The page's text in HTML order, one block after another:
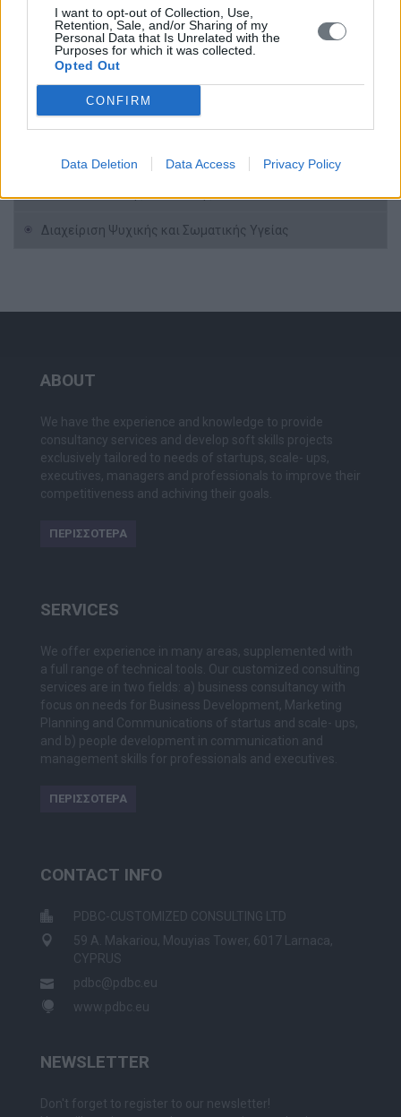
I want to opt-out of Collection, Use,
Retention, Sale, and/or Sharing of my
Personal Data that Is Unrelated with the
Purposes for which it was collected.
Opted Out
CONFIRM
Data Deletion Data Access Privacy Policy
Coaching Προσωπικών Αλλαγών
Ηγετική Συμπεριφορά
Δεξιότητες Διοίκησης
Ηλεκτρονικό Μάρκετινγκ
Δεξιότητες Επικοινωνίας
Μέσα Κοινωνικής Δικτύωσης
Διαχείριση Ψυχικής και Σωματικής Υγείας
ABOUT
We have the experience and knowledge to provide
consultancy services and develop soft skills projects
exclusively tailored to needs of startups, scale- ups,
executives, managers and professionals to improve their
competitiveness and achiving their goals.
ΠΕΡΙΣΣΟΤΕΡΑ
SERVICES
We offer experience in many areas, supplemented with
a full range of technical tools. Our customized consulting
services are in two fields: a) business consultancy with
focus on needs for Business Development, Marketing
Planning and Communications of startus and scale- ups,
and b) people development in communication and
management skills for professionals and executives.
ΠΕΡΙΣΣΟΤΕΡΑ
CONTACT INFO
PDBC-CUSTOMIZED CONSULTING LTD
59 A. Makariou, Mouyias Tower, 6017 Larnaca,
CYPRUS
pdbc@pdbc.eu
www.pdbc.eu
NEWSLETTER
Don't forget to register to our newsletter!